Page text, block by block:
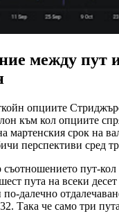
между пут
опциите
към кол опциите
мартенския срок на
перспективи сред
съотношението пут-кол
пута на всеки
по-далечно
Така че само три